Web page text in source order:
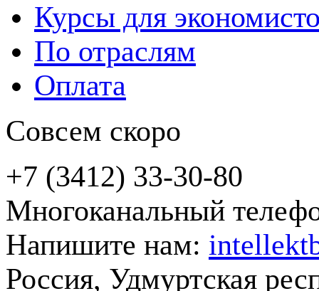
Курсы для
По отраслям
Оплата
Совсем скоро
+7 (3412) 33-30-80
Многоканальный
Напишите нам:
Россия, Удмуртская